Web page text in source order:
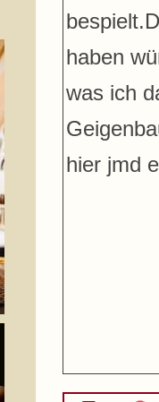
haben
was ich
hier jmd